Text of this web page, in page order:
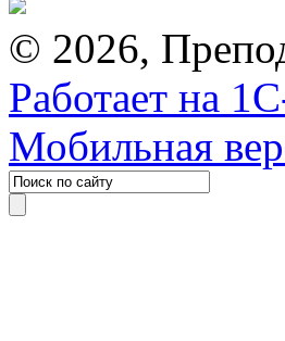
© 2026,
Работает на
Мобильная